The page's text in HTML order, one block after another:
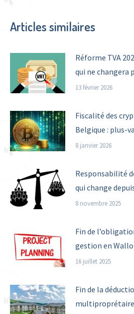
Articles similaires
Réforme TVA
qui ne changera
13 février 2026
Fiscalité des
Belgique : plus-
8 janvier 2026
Responsabilité
qui change
8 novembre 2025
Fin de
gestion en
16 juillet 2025
Fin de la